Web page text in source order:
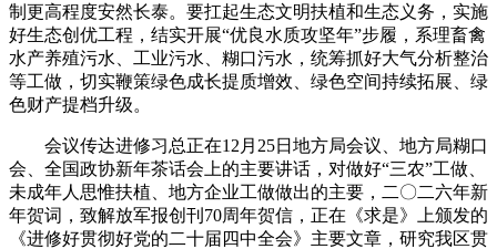
制更高程度安然长泰。要扛起生态文明扶植和生态义务，实施
好生态创优工程，结实开展“优良水质攻坚年”步履，系理畜禽
水产养殖污水、工业污水、糊口污水，统筹抓好大气分析整治
等工做，切实鞭策绿色成长提质增效、绿色空间持续拓展、绿
色财产提档升级。
会议传达进修习总正在12月25日地方局会议、地方局糊口
会、全国政协新年茶话会上的主要讲话，对做好“三农”工做、
未成年人思惟扶植、地方企业工做做出的主要，二〇二六年新
年贺词，致解放军报创刊70周年贺信，正在《求是》上颁发的
《进修好贯彻好党的二十届四中全会》主要文章，研究我区贯